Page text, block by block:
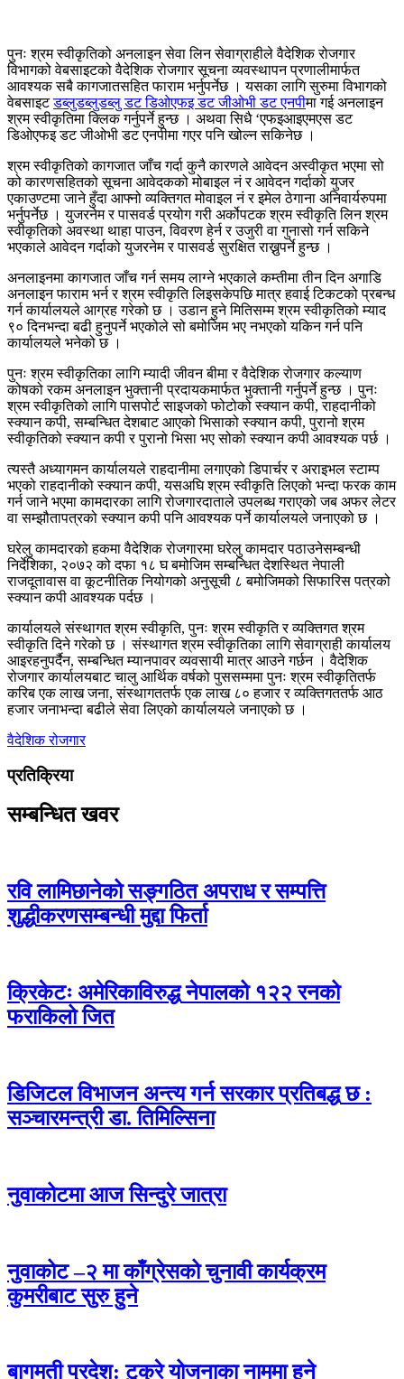
पुनः श्रम स्वीकृतिको अनलाइन सेवा लिन सेवाग्राहीले वैदेशिक रोजगार
विभागको वेबसाइटको वैदेशिक रोजगार सूचना व्यवस्थापन प्रणालीमार्फत
आवश्यक सबै कागजातसहित फाराम भर्नुपर्नेछ । यसका लागि सुरुमा विभागको
वेबसाइटडब्लुडब्लुडब्लु डट डिओएफइ डट जीओभी डट एनपीमा गई अनलाइन
श्रम स्वीकृतिमा क्लिक गर्नुपर्ने हुन्छ । अथवा सिधै ‘एफइआइएमएस डट
डिओएफइ डट जीओभी डट एनपीमा गएर पनि खोल्न सकिनेछ ।
श्रम स्वीकृतिको कागजात जाँच गर्दा कुनै कारणले आवेदन अस्वीकृत भएमा सो
को कारणसहितको सूचना आवेदकको मोबाइल नं र आवेदन गर्दाको युजर
एकाउण्टमा जाने हुँदा आफ्नो व्यक्तिगत मोवाइल नं र इमेल ठेगाना अनिवार्यरुपमा
भर्नुपर्नेछ । युजरनेम र पासवर्ड प्रयोग गरी अर्कोपटक श्रम स्वीकृति लिन श्रम
स्वीकृतिको अवस्था थाहा पाउन, विवरण हेर्न र उजुरी वा गुनासो गर्न सकिने
भएकाले आवेदन गर्दाको युजरनेम र पासवर्ड सुरक्षित राख्नुपर्ने हुन्छ ।
अनलाइनमा कागजात जाँच गर्न समय लाग्ने भएकाले कम्तीमा तीन दिन अगाडि
अनलाइन फाराम भर्न र श्रम स्वीकृति लिइसकेपछि मात्र हवाई टिकटको प्रबन्ध
गर्न कार्यालयले आग्रह गरेको छ । उडान हुने मितिसम्म श्रम स्वीकृतिको म्याद
९० दिनभन्दा बढी हुनुपर्ने भएकोले सो बमोजिम भए नभएको यकिन गर्न पनि
कार्यालयले भनेको छ ।
पुनः श्रम स्वीकृतिका लागि म्यादी जीवन बीमा र वैदेशिक रोजगार कल्याण
कोषको रकम अनलाइन भुक्तानी प्रदायकमार्फत भुक्तानी गर्नुपर्ने हुन्छ । पुनः
श्रम स्वीकृतिको लागि पासपोर्ट साइजको फोटोको स्क्यान कपी, राहदानीको
स्क्यान कपी, सम्बन्धित देशबाट आएको भिसाको स्क्यान कपी, पुरानो श्रम
स्वीकृतिको स्क्यान कपी र पुरानो भिसा भए सोको स्क्यान कपी आवश्यक पर्छ ।
त्यस्तै अध्यागमन कार्यालयले राहदानीमा लगाएको डिपार्चर र अराइभल स्टाम्प
भएको राहदानीको स्क्यान कपी, यसअघि श्रम स्वीकृति लिएको भन्दा फरक काम
गर्न जाने भएमा कामदारका लागि रोजगारदाताले उपलब्ध गराएको जब अफर लेटर
वा सम्झौतापत्रको स्क्यान कपी पनि आवश्यक पर्ने कार्यालयले जनाएको छ ।
घरेलु कामदारको हकमा वैदेशिक रोजगारमा घरेलु कामदार पठाउनेसम्बन्धी
निर्देशिका, २०७२ को दफा १८ घ बमोजिम सम्बन्धित देशस्थित नेपाली
राजदूतावास वा कूटनीतिक नियोगको अनुसूची ८ बमोजिमको सिफारिस पत्रको
स्क्यान कपी आवश्यक पर्दछ ।
कार्यालयले संस्थागत श्रम स्वीकृति, पुनः श्रम स्वीकृति र व्यक्तिगत श्रम
स्वीकृति दिने गरेको छ । संस्थागत श्रम स्वीकृतिका लागि सेवाग्राही कार्यालय
आइरहनुपर्दैन, सम्बन्धित म्यानपावर व्यवसायी मात्र आउने गर्छन । वैदेशिक
रोजगार कार्यालयबाट चालु आर्थिक वर्षको पुससम्ममा पुनः श्रम स्वीकृतितर्फ
करिब एक लाख जना, संस्थागततर्फ एक लाख ८० हजार र व्यक्तिगततर्फ आठ
हजार जनाभन्दा बढीले सेवा लिएको कार्यालयले जनाएको छ ।
वैदेशिक रोजगार
प्रतिक्रिया
सम्बन्धित खवर
रवि लामिछानेको सङ्गठित अपराध र सम्पत्ति
शुद्धीकरणसम्बन्धी मुद्दा फिर्ता
क्रिकेटः अमेरिकाविरुद्ध नेपालको १२२ रनको
फराकिलो जित
डिजिटल विभाजन अन्त्य गर्न सरकार प्रतिबद्ध छ :
सञ्चारमन्त्री डा. तिमिल्सिना
नुवाकोटमा आज सिन्दुरे जात्रा
नुवाकोट –२ मा काँग्रेसको चुनावी कार्यक्रम
कुमरीबाट सुरु हुने
बागमती प्रदेश: टुक्रे योजनाका नाममा हुने